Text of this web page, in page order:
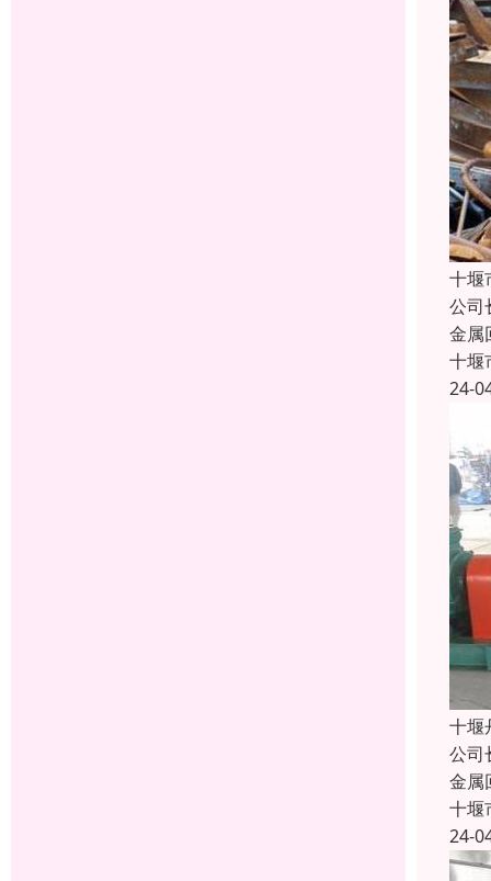
十堰
公司
金属
十堰
24-
十堰
公司
金属
十堰
24-